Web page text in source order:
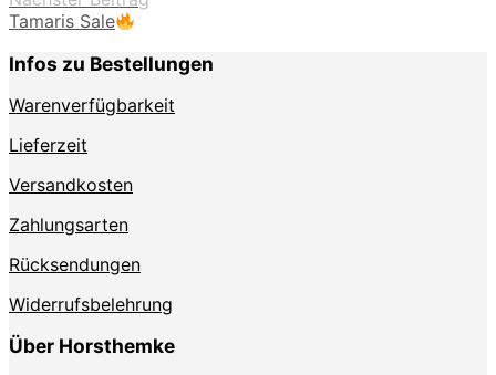
Tamaris Sale
Infos zu Bestellungen
Warenverfügbarkeit
Lieferzeit
Versandkosten
Zahlungsarten
Rücksendungen
Widerrufsbelehrung
Über Horsthemke